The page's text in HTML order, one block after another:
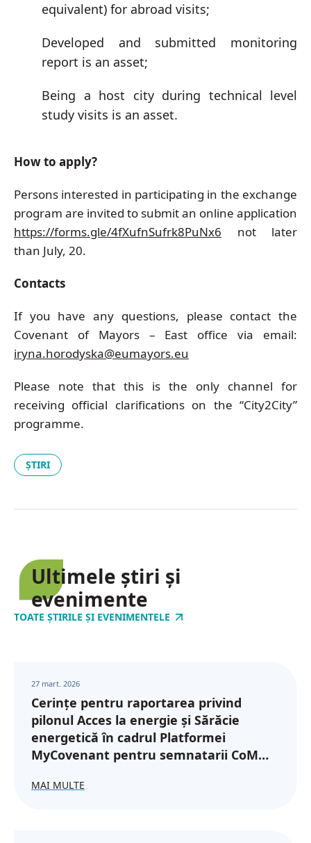
equivalent) for abroad visits;
Developed and submitted monitoring
report is an asset;
Being a host city during technical level
study visits is an asset.
How to apply?
Persons interested in participating in the exchange
program are invited to submit an online application
https://forms.gle/4fXufnSufrk8PuNx6 not later
than July, 20.
Contacts
If you have any questions, please contact the
Covenant of Mayors – East office via email:
iryna.horodyska@eumayors.eu
Please note that this is the only channel for
receiving official clarifications on the “City2City”
programme.
ȘTIRI
Ultimele știri și
evenimente
TOATE ȘTIRILE ȘI EVENIMENTELE
27 mart. 2026
Cerințe pentru raportarea privind
pilonul Acces la energie și Sărăcie
energetică în cadrul Platformei
MyCovenant pentru semnatarii CoM
MAI MULTE